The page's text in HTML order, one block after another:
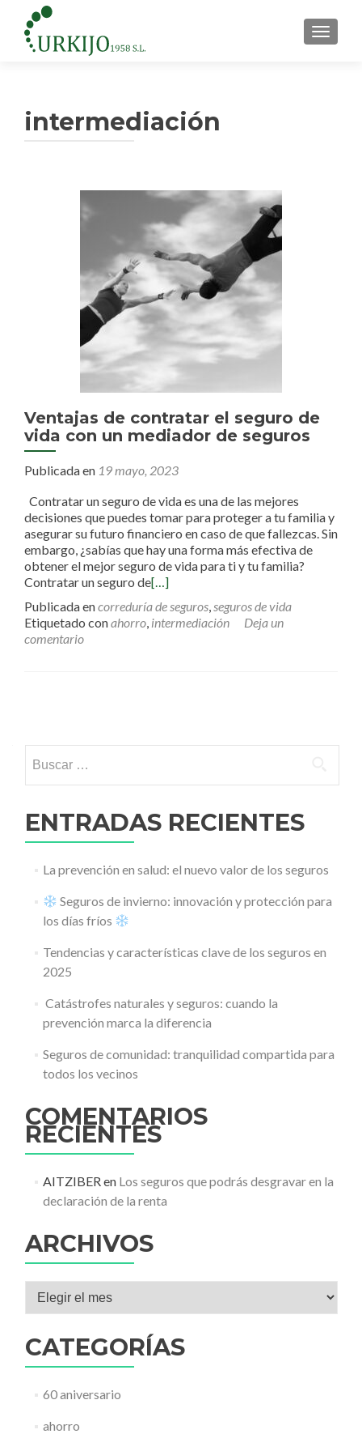
intermediación
Ventajas de contratar el seguro de
vida con un mediador de seguros
Publicada en 19 mayo, 2023
Contratar un seguro de vida es una de las mejores
decisiones que puedes tomar para proteger a tu familia y
asegurar su futuro financiero en caso de que fallezcas. Sin
embargo, ¿sabías que hay una forma más efectiva de
obtener el mejor seguro de vida para ti y tu familia?
Contratar un seguro de[…]
Publicada encorreduría de seguros,seguros de vida
Etiquetado conahorro, intermediación
Deja un
comentario
ENTRADAS RECIENTES
La prevención en salud: el nuevo valor de los seguros
Seguros de invierno: innovación y protección para
los días fríos
Tendencias y características clave de los seguros en
2025
️ Catástrofes naturales y seguros: cuando la
prevención marca la diferencia
Seguros de comunidad: tranquilidad compartida para
todos los vecinos
COMENTARIOS
RECIENTES
AITZIBERen Los seguros que podrás desgravar en la
declaración de la renta
ARCHIVOS
Archivos
CATEGORÍAS
60 aniversario
ahorro